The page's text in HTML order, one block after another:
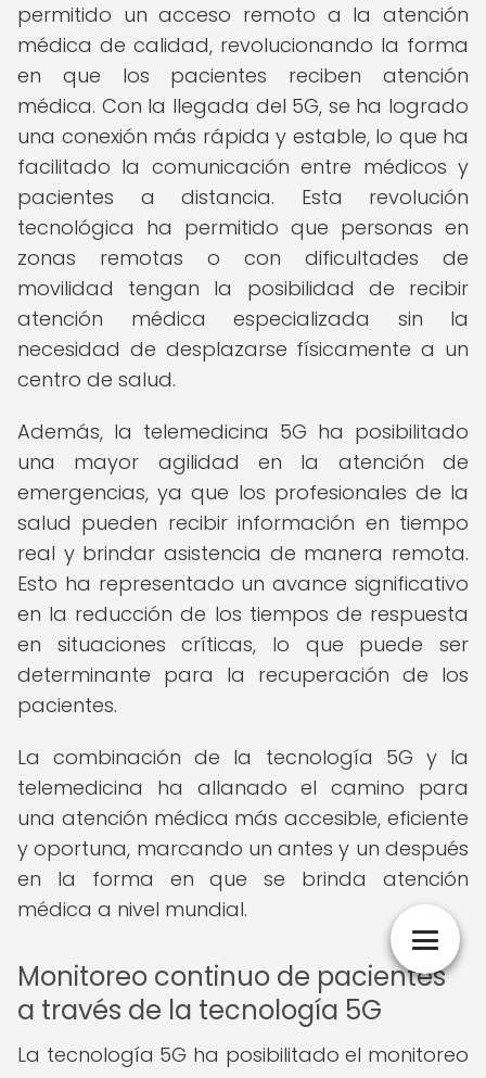
permitido un acceso remoto a la atención
médica de calidad, revolucionando la forma
en que los pacientes reciben atención
médica. Con la llegada del 5G, se ha logrado
una conexión más rápida y estable, lo que ha
facilitado la comunicación entre médicos y
pacientes a distancia. Esta revolución
tecnológica ha permitido que personas en
zonas remotas o con dificultades de
movilidad tengan la posibilidad de recibir
atención médica especializada sin la
necesidad de desplazarse físicamente a un
centro de salud.
Además, la telemedicina 5G ha posibilitado
una mayor agilidad en la atención de
emergencias, ya que los profesionales de la
salud pueden recibir información en tiempo
real y brindar asistencia de manera remota.
Esto ha representado un avance significativo
en la reducción de los tiempos de respuesta
en situaciones críticas, lo que puede ser
determinante para la recuperación de los
pacientes.
La combinación de la tecnología 5G y la
telemedicina ha allanado el camino para
una atención médica más accesible, eficiente
y oportuna, marcando un antes y un después
en la forma en que se brinda atención
médica a nivel mundial.
Monitoreo continuo de pacientes
a través de la tecnología 5G
La tecnología 5G ha posibilitado el monitoreo